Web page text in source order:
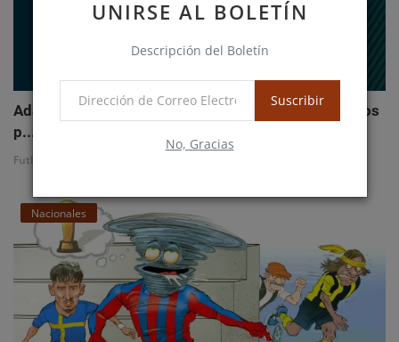
UNIRSE AL BOLETÍN
Descripción del Boletín
Suscribir
No, Gracias
Adam Bareiro y Antonio Galeano brillan en Brasil: los
p...
FutbolerosNews
Nacionales